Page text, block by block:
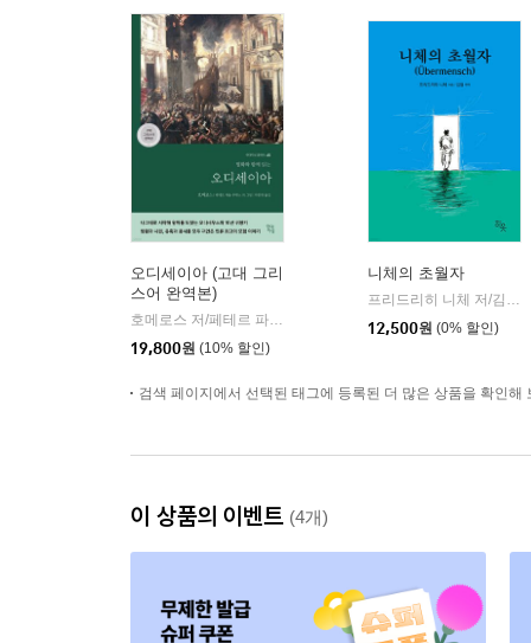
오디세이아 (고대 그리
스어 완역본)
| 현대지성
19,800원 (10% 할인)
니체의 초월자
12,500원 (0% 할인)
검색 페이지에서 선택된 태그에 등록된 더 많은 상품을 확인해
이 상품의 이벤트 (4개)